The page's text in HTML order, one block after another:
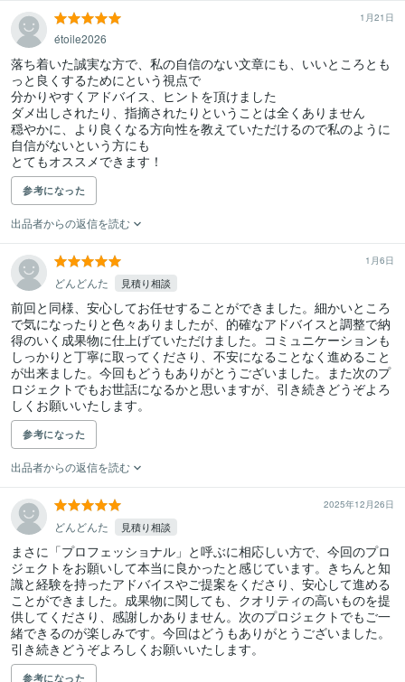
1月21日
étoile2026
落ち着いた誠実な方で、私の自信のない文章にも、いいところとも
っと良くするためにという視点で
分かりやすくアドバイス、ヒントを頂けました
ダメ出しされたり、指摘されたりということは全くありません
穏やかに、より良くなる方向性を教えていただけるので私のように
自信がないという方にも
とてもオススメできます！
参考になった
出品者からの返信を読む
1月6日
どんどんた 見積り相談
前回と同様、安心してお任せすることができました。細かいところ
で気になったりと色々ありましたが、的確なアドバイスと調整で納
得のいく成果物に仕上げていただけました。コミュニケーションも
しっかりと丁寧に取ってくださり、不安になることなく進めること
が出来ました。今回もどうもありがとうございました。また次のプ
ロジェクトでもお世話になるかと思いますが、引き続きどうぞよろ
しくお願いいたします。
参考になった
出品者からの返信を読む
2025年12月26日
どんどんた 見積り相談
まさに「プロフェッショナル」と呼ぶに相応しい方で、今回のプロ
ジェクトをお願いして本当に良かったと感じています。きちんと知
識と経験を持ったアドバイスやご提案をくださり、安心して進める
ことができました。成果物に関しても、クオリティの高いものを提
供してくださり、感謝しかありません。次のプロジェクトでもご一
緒できるのが楽しみです。今回はどうもありがとうございました。
引き続きどうぞよろしくお願いいたします。
参考になった